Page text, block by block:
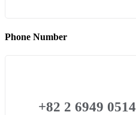
Phone Number
+82 2 6949 0514